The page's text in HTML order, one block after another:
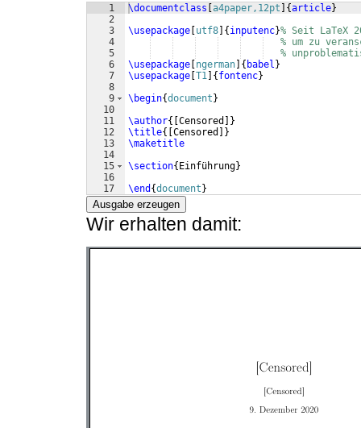
1
2
3
4
5
6
7
8
9
10
11
12
13
14
15
16
17
\documentclass a4paper,12pt {article}
\usepackage utf8 { inputenc}% Seit LaTeX
% um zu
%
\usepackage ngerman { babel }
\usepackage T1 { fontenc}
\begin{document }
\author{[ Censored
]}
\title{[ Censored
]}
\maketitle
\section{ Einführung}
\end {document }
Ausgabe erzeugen
Wir erhalten damit: